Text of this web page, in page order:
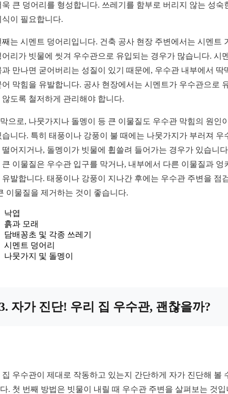
욱 큰 덩어리를 형성합니다. 쓰레기를 함부로 버리지 않는 성숙
식이 필요합니다.
째는 시멘트 덩어리입니다. 건축 공사 현장 주변에서는 시멘트
어리가 빗물에 씻겨 우수관으로 유입되는 경우가 많습니다. 시
과 만나면 굳어버리는 성질이 있기 때문에, 우수관 내부에서 딱
어 막힘을 유발합니다. 공사 현장에서는 시멘트가 우수관으로
않도록 철저하게 관리해야 합니다.
으로, 나뭇가지나 돌멩이 등 큰 이물질도 우수관 막힘의 원인
습니다. 특히 태풍이나 강풍이 불 때에는 나뭇가지가 부러져 우
떨어지거나, 돌멩이가 빗물에 휩쓸려 들어가는 경우가 있습니
큰 이물질은 우수관 입구를 막거나, 내부에서 다른 이물질과 엉
유발합니다. 태풍이나 강풍이 지나간 후에는 우수관 주변을 점
이물질을 제거하는 것이 좋습니다.
낙엽
흙과 모래
담배꽁초 및 각종 쓰레기
시멘트 덩어리
나뭇가지 및 돌멩이
자가 진단! 우리 집 우수관, 괜찮을까?
집 우수관이 제대로 작동하고 있는지 간단하게 자가 진단해 볼
. 첫 번째 방법은 빗물이 내릴 때 우수관 주변을 살펴보는 것입